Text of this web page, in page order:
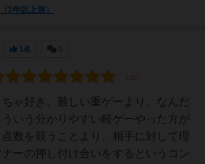
1年以上前）
1名
ゃ好き。難しい重ゲーより、なんだ
いう分かりやすい軽ゲーやった方が
点数を競うことより、相手に対して理
ナーの押し付け合いをするというコン